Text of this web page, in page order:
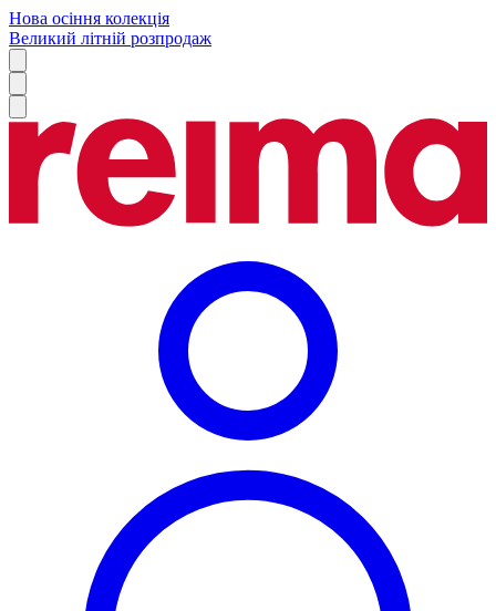
Нова осіння колекція
Великий літній розпродаж